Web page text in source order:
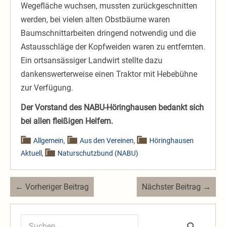
Wegefläche wuchsen, mussten zurückgeschnitten
werden, bei vielen alten Obstbäume waren
Baumschnittarbeiten dringend notwendig und die
Astausschläge der Kopfweiden waren zu entfernten.
Ein ortsansässiger Landwirt stellte dazu
dankenswerterweise einen Traktor mit Hebebühne
zur Verfügung.
Der Vorstand des NABU-Höringhausen bedankt sich
bei allen fleißigen Helfern.
Allgemein, Aus den Vereinen,
Höringhausen
Aktuell , Naturschutzbund (NABU)
Beitragsnavigation
← Vorheriger Beitrag Nächster Beitrag →
Suchen